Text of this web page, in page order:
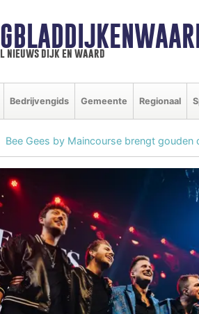
nieuws dijk en waard
Bedrijvengids Gemeente Regionaal
Bee Gees by Maincourse brengt